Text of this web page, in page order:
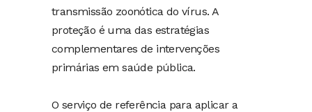
transmissão zoonótica do vírus. A
proteção é uma das estratégias
complementares de intervenções
primárias em saúde pública.
O serviço de referência para aplicar a